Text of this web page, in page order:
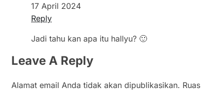
17 April 2024
Reply
Jadi tahu kan apa itu hallyu? 🙂
Leave A Reply
Alamat email Anda tidak akan dipublikasikan. Ruas